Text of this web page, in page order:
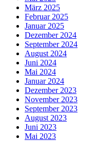
März 2025
Februar 2025
Januar 2025
Dezember 2024
September 2024
August 2024
Juni 2024
Mai 2024
Januar 2024
Dezember 2023
November 2023
September 2023
August 2023
Juni 2023
Mai 2023